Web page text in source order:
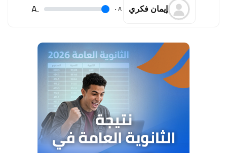
إيمان فكري A
.
.A